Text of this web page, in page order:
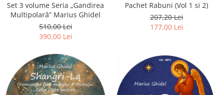
Set 3 volume Seria „Gandirea
Multipolară” Marius Ghidel
510,00 Lei
390,00 Lei
Pachet Rabuni (Vol 1 si 2)
207,20 Lei
177,00 Lei